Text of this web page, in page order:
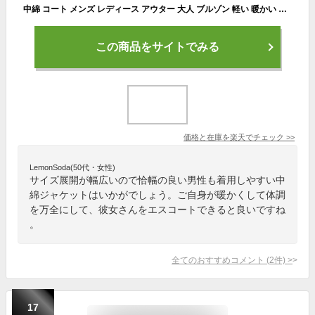
中綿 コート メンズ レディース アウター 大人 ブルゾン 軽い 暖かい コート ベンチコート ロングコート ジャケット 中綿ジャケット 冬コート フード付き カジュアル あったか スポーツ観戦 部活 運動 イベント サッカー キャンプ 大きいサイズ
この商品をサイトでみる
価格と在庫を楽天でチェック >>
LemonSoda(50代・女性)
サイズ展開が幅広いので恰幅の良い男性も着用しやすい中
綿ジャケットはいかがでしょう。ご自身が暖かくして体調
を万全にして、彼女さんをエスコートできると良いですね
。
全てのおすすめコメント (2件) >
17